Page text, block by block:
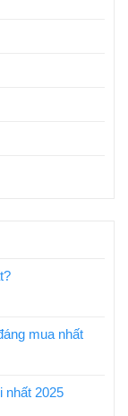
mua nhất
nhất 2025